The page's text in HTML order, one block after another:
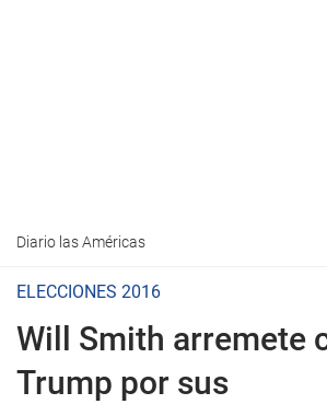
Diario las Américas
ELECCIONES 2016
Will Smith arremete
Trump por sus